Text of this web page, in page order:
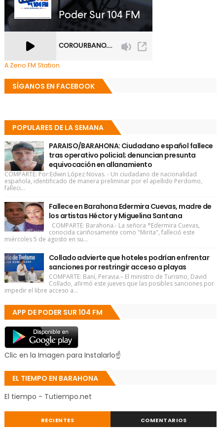
A Zeno.FM Station
SÍGANOS EN FACEBOOK
POPULARES DE LA SEMANA
PARAISO/BARAHONA: Ciudadano español fallece
tras operativo policial; denuncian presunta
equivocación en allanamiento
COMPARTE: Por:Edwin López Novas. - Un ciudadano de nacionalidad
española, identificado de manera preliminar por el apellido Perdomo,
falleci...
Fallece en Barahona Edermira Cuevas, madre de
los artistas Héctor y Miguelina Santana
COMPARTE: Barahona.- La señora *Edermira Cuevas,
conocida cariñosamente como "Mirita", falleció este
miércoles 5 de agosto en su...
Collado advierte que hoteles podrían enfrentar
sanciones por restringir acceso a playas
COMPARTE: Baní, Peravia.– El ministro de Turismo, David
Collado, afirmó este jueves que las posibles sanciones por
impedir el libre acceso a...
APP DE PODER SUR 104 FM
Clic en la Imagen para Instalarlo☝
EL TIEMPO EN BARAHONA
El tiempo - Tutiempo.net
RECIENTES COMENTARIOS